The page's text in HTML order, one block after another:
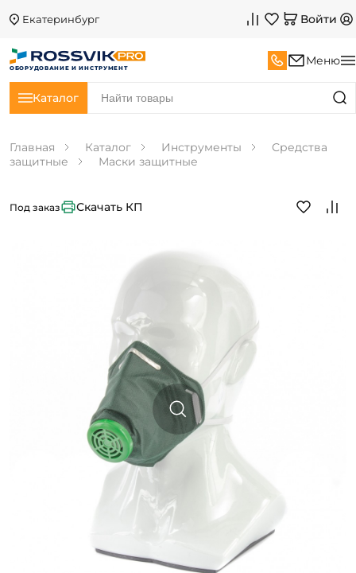
Екатеринбург Войти
ОБОРУДОВАНИЕ И ИНСТРУМЕНТ
Меню
Каталог
Главная Каталог Инструменты
Средства
защитные
Маски защитные
Под заказ Скачать КП